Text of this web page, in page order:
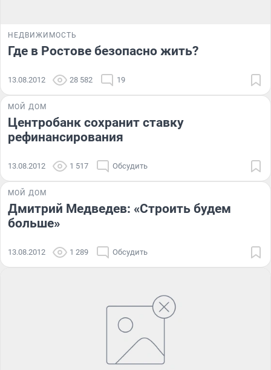
НЕДВИЖИМОСТЬ
Где в Ростове безопасно жить?
13.08.2012 28 582 19
МОЙ ДОМ
Центробанк сохранит ставку
рефинансирования
13.08.2012 1 517 Обсудить
МОЙ ДОМ
Дмитрий Медведев: «Строить будем
больше»
13.08.2012 1 289 Обсудить